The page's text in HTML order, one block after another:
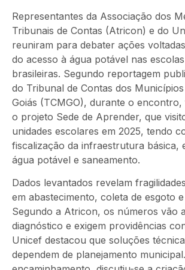
Representantes da Associação dos
Tribunais de Contas (Atricon) e do
reuniram para debater ações
do acesso à água potável nas
brasileiras. Segundo reportagem
do Tribunal de Contas dos
Goiás (TCMGO), durante o
o projeto Sede de Aprender, que
unidades escolares em 2025, tendo
fiscalização da infraestrutura básica,
água potável e saneamento.
Dados levantados revelam
em abastecimento, coleta de esgoto
Segundo a Atricon, os números vão
diagnóstico e exigem providências
Unicef destacou que soluções
dependem de planejamento